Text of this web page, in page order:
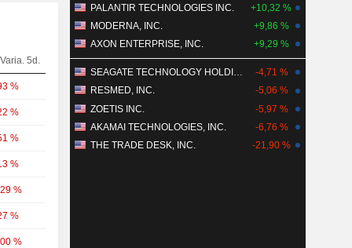
Varia. 5d.
%
%
%
%
%
%
%
PALANTIR TECHNOLOGIES INC.
+10,32 %
MODERNA, INC.
+9,86 %
AXON ENTERPRISE, INC.
+9,29 %
SEAGATE TECHNOLOGY HOLDINGS PLC
-4,71 %
RESMED, INC.
-5,06 %
ZOETIS INC.
-5,97 %
AKAMAI TECHNOLOGIES, INC.
-6,76 %
THE TRADE DESK, INC.
-21,90 %